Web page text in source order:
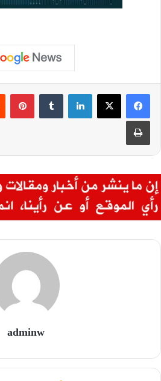
لينكدإن بينتيريست
adminw